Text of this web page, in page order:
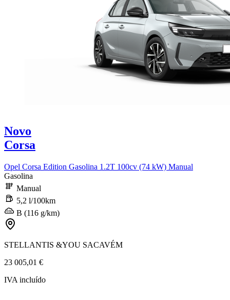
Novo
Corsa
Opel Corsa Edition Gasolina 1.2T 100cv (74 kW) Manual
Gasolina
Manual
5,2 l/100km
B (116 g/km)
STELLANTIS &YOU SACAVÉM
23 005,01 €
IVA incluído